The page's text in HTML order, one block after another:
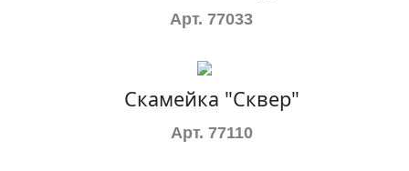
Арт. 77033
Скамейка "Сквер"
Арт. 77110